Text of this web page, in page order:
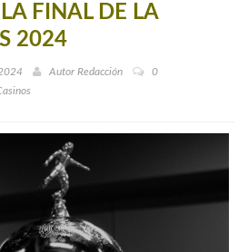
FINAL DE LA
2024
Autor Redacción
0